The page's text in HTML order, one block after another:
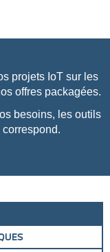
projets IoT sur les
offres packagées.
besoins, les outils
correspond.